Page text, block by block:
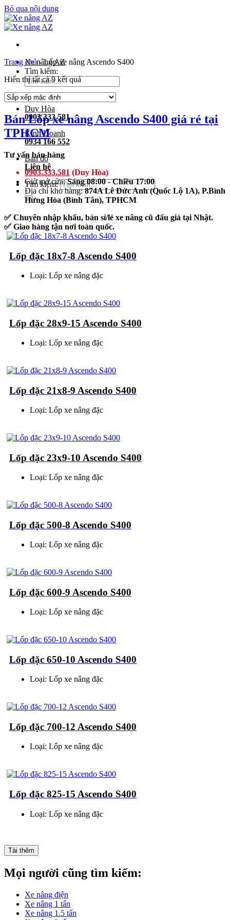
Bỏ qua nội dung
Xe nâng AZ
Tìm kiếm:
Duy Hòa
0903 333 581
Kinh Doanh
0934 166 552
Bản đồ
Liên hệ
Tìm kiếm:
Trang chủ-Lốp xe nâng Ascendo S400
Hiển thị tất cả 9 kết quả
Bán Lốp xe nâng Ascendo S400 giá rẻ tại
TPHCM
Tư vấn bán hàng
0903.333.581 (Duy Hòa)
Giờ mở cửa:Sáng 08:00 - Chiều 17:00
Địa chỉ kho hàng:874A Lê Đức Anh (Quốc Lộ 1A), P.Bình
Hưng Hòa (Bình Tân), TPHCM
✅ Chuyên nhập khẩu, bán sỉ/lẻ xe nâng cũ đấu giá tại Nhật.
✅ Giao hàng tận nơi toàn quốc.
Lốp đặc 18x7-8 Ascendo S400
Loại: Lốp xe nâng đặc
Lốp đặc 28x9-15 Ascendo S400
Loại: Lốp xe nâng đặc
Lốp đặc 21x8-9 Ascendo S400
Loại: Lốp xe nâng đặc
Lốp đặc 23x9-10 Ascendo S400
Loại: Lốp xe nâng đặc
Lốp đặc 500-8 Ascendo S400
Loại: Lốp xe nâng đặc
Lốp đặc 600-9 Ascendo S400
Loại: Lốp xe nâng đặc
Lốp đặc 650-10 Ascendo S400
Loại: Lốp xe nâng đặc
Lốp đặc 700-12 Ascendo S400
Loại: Lốp xe nâng đặc
Lốp đặc 825-15 Ascendo S400
Loại: Lốp xe nâng đặc
Tải thêm
Mọi người cũng tìm kiếm:
Xe nâng điện
Xe nâng 1 tấn
Xe nâng 1.5 tấn